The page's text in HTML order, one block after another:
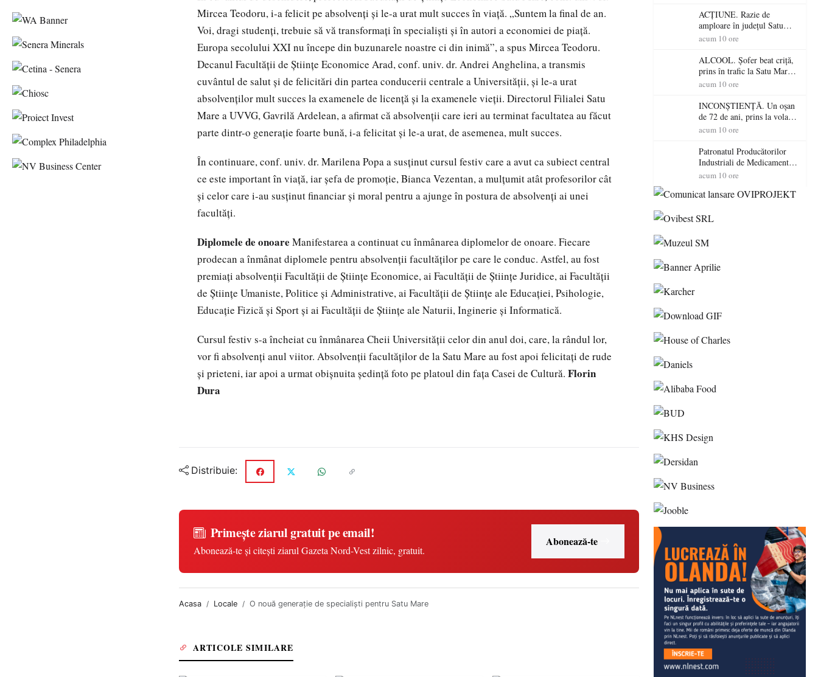
Mircea Teodoru, i-a felicit pe absolvenţi şi le-a urat mult succes în viaţă. „Suntem la final de an.
Voi, dragi studenţi, trebuie să vă transformaţi în specialişti şi în autori a economiei de piaţă.
Europa secolului XXI nu începe din buzunarele noastre ci din inimă”, a spus Mircea Teodoru.
Decanul Facultăţii de Ştiinţe Economice Arad, conf. univ. dr. Andrei Anghelina, a transmis
cuvântul de salut şi de felicitări din partea conducerii centrale a Universităţii, şi le-a urat
absolvenţilor mult succes la examenele de licenţă şi la examenele vieţii. Directorul Filialei Satu
Mare a UVVG, Gavrilă Ardelean, a afirmat că absolvenţii care ieri au terminat facultatea au făcut
parte dintr-o generaţie foarte bună, i-a felicitat şi le-a urat, de asemenea, mult succes.
În continuare, conf. univ. dr. Marilena Popa a susţinut cursul festiv care a avut ca subiect central
ce este important în viaţă, iar şefa de promoţie, Bianca Vezentan, a mulţumit atât profesorilor cât
şi celor care i-au susţinut financiar şi moral pentru a ajunge în postura de absolvenţi ai unei
facultăţi.
Diplomele de onoare Manifestarea a continuat cu înmânarea diplomelor de onoare. Fiecare
prodecan a înmânat diplomele pentru absolvenţii facultăţilor pe care le conduc. Astfel, au fost
premiaţi absolvenţii Facultăţii de Ştiinţe Economice, ai Facultăţii de Ştiinţe Juridice, ai Facultăţii
de Ştiinţe Umaniste, Politice şi Administrative, ai Facultăţii de Ştiinţe ale Educaţiei, Psihologie,
Educaţie Fizică şi Sport şi ai Facultăţii de Ştiinţe ale Naturii, Inginerie şi Informatică.
Cursul festiv s-a încheiat cu înmânarea Cheii Universităţii celor din anul doi, care, la rândul lor,
vor fi absolvenţi anul viitor. Absolvenţii facultăţilor de la Satu Mare au fost apoi felicitaţi de rude
şi prieteni, iar apoi a urmat obişnuita şedinţă foto pe platoul din faţa Casei de Cultură. Florin
Dura
Distribuie:
Primește ziarul gratuit pe email!
Abonează-te și citești ziarul Gazeta Nord-Vest zilnic, gratuit.
Abonează-te
Acasa Locale O nouă generaţie de specialişti pentru Satu Mare
ARTICOLE SIMILARE
RTP?
ACȚIUNE. Razie de
amploare în județul Satu
Mare! Polițiștii au dat sute
șoferi fără permis într-o
singură zi
acum 10 ore
ALCOOL. Șofer beat criță,
prins în trafic la Satu Mare!
Alcoolemie uriașă
acum 10 ore
INCONȘTIENȚĂ. Un oșan
de 72 de ani, prins la volan
fără permis! Polițiștii l-au
acum 10 ore
Patronatul Producătorilor
Industriali de Medicamente
din România (PRIMER):
energie electrică a fabricilor
pericol accesul pacienților la
acum 10 ore